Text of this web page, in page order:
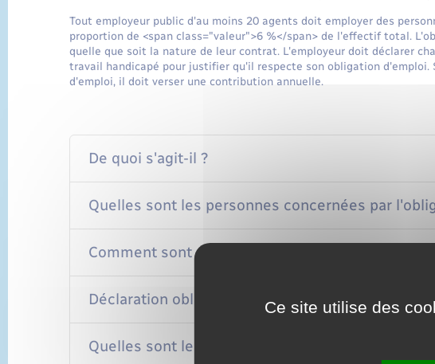
Tout employeur public d'au moins 20 agents doit employer des
proportion de <span class="valeur">6 %</span> de l'effectif total.
quelle que soit la nature de leur contrat. L'employeur doit déclarer
travail handicapé pour justifier qu'il respecte son obligation
d'emploi, il doit verser une contribution annuelle.
De quoi s'agit-il ?
Quelles sont les personnes concernées par
Comment sont décomptés les agents ?
Déclaration obligatoire de l'employeur
Quelles sont les conséquences en cas de non-
Ce site utilise des